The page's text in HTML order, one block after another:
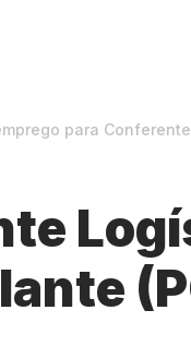
para Conferente Logística,